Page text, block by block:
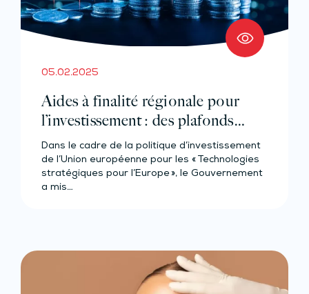
05.02.2025
Aides à finalité régionale pour
l’investissement : des plafonds
réhaussés !
Dans le cadre de la politique d’investissement
de l’Union européenne pour les « Technologies
stratégiques pour l’Europe », le Gouvernement
a mis…